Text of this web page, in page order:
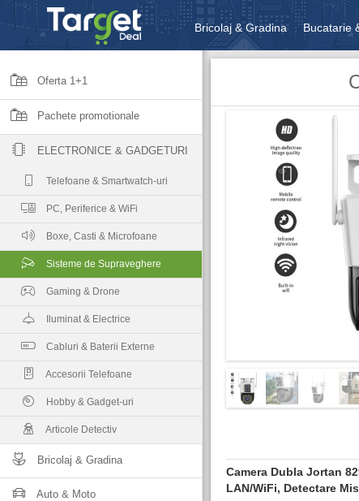
Bricolaj & Gradina Bucatarie
Unelte & Scule Jucarii, Copii
Oferta 1+1
Pachete promotionale
ELECTRONICE & GADGETURI
Telefoane & Smartwatch-uri
PC, Periferice & WiFi
Boxe, Casti & Microfoane
Sisteme de Supraveghere
Gaming & Drone
Iluminat & Electrice
Cabluri & Baterii Externe
Accesorii Telefoane
Hobby & Gadget-uri
Articole Detectiv
Bricolaj & Gradina
Auto & Moto
Camera Dubla Jortan
LAN/WiFi, Detectare